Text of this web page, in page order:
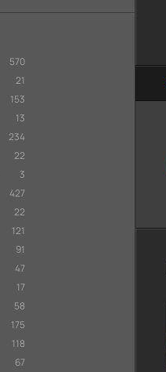
570
21
153
13
234
22
3
427
22
121
91
47
17
58
175
118
67